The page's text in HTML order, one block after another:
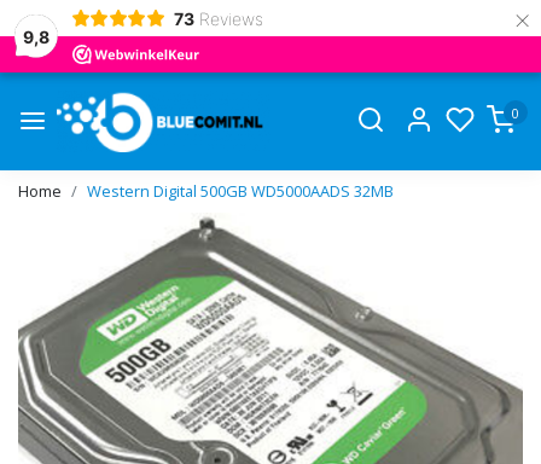
9,8
73 Reviews ×
0
Home Western Digital 500GB WD5000AADS 32MB